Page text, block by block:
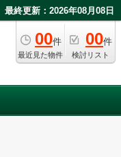
最終更新：2026年08月08日
00件
最近見た物件
00件
検討リスト